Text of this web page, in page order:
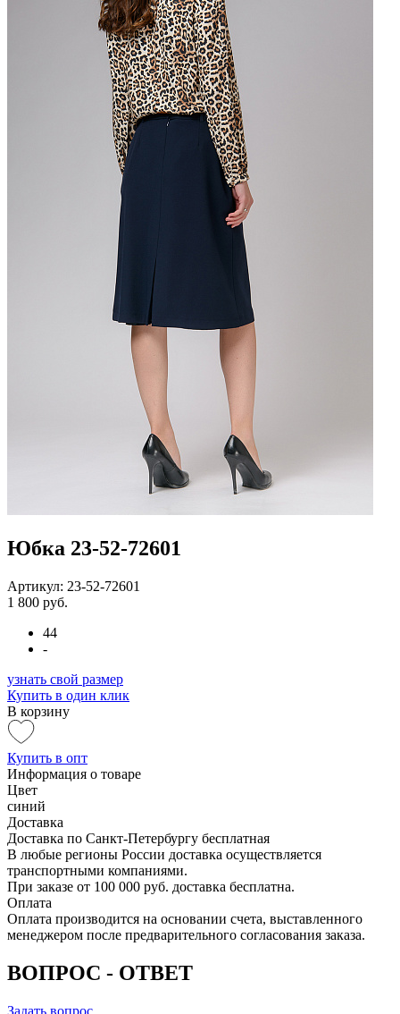
Юбка 23-52-72601
Артикул: 23-52-72601
1 800 руб.
44
-
узнать свой размер
Купить в один клик
В корзину
Купить в опт
Информация о товаре
Цвет
синий
Доставка
Доставка по Санкт-Петербургу бесплатная
В любые регионы России доставка осуществляется
транспортными компаниями.
При заказе от 100 000 руб. доставка бесплатна.
Оплата
Оплата производится на основании счета, выставленного
менеджером после предварительного согласования заказа.
ВОПРОС - ОТВЕТ
Задать вопрос